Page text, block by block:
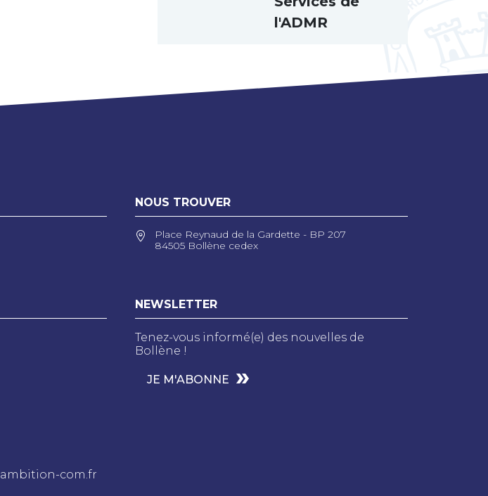
l'ADMR
NOUS TROUVER
Place Reynaud de la Gardette - BP 207
84505 Bollène cedex
NEWSLETTER
Tenez-vous informé(e) des nouvelles de
Bollène !
JE M'ABONNE
ambition-com.fr